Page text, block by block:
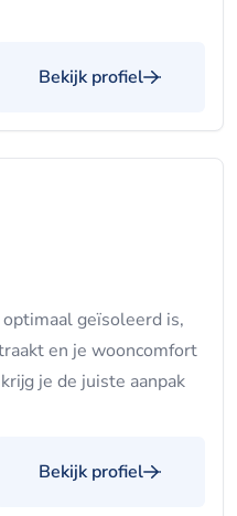
Bekijk profiel
geïsoleerd is,
en je wooncomfort
je de juiste aanpak
Bekijk profiel